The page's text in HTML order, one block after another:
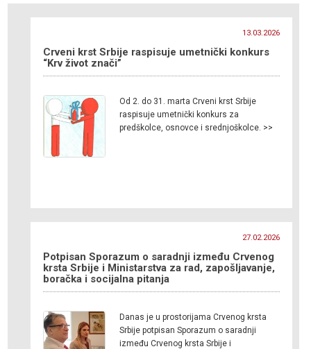
13.03.2026
Crveni krst Srbije raspisuje umetnički konkurs
“Krv život znači”
Od 2. do 31. marta Crveni krst Srbije
raspisuje umetnički konkurs za
predškolce, osnovce i srednjoškolce. >>
27.02.2026
Potpisan Sporazum o saradnji između Crvenog
krsta Srbije i Ministarstva za rad, zapošljavanje,
boračka i socijalna pitanja
Danas je u prostorijama Crvenog krsta
Srbije potpisan Sporazum o saradnji
između Crvenog krsta Srbije i